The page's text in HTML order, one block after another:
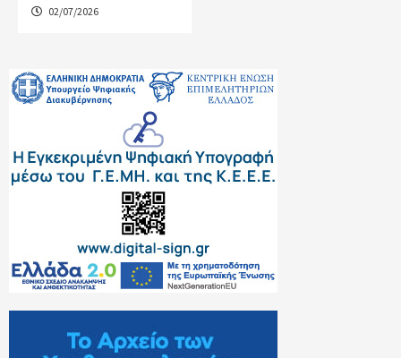
02/07/2026